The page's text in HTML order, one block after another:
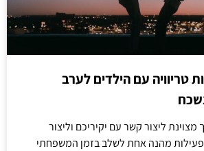
טריוויה עם הילדים לערב
ליצור קשר עם יקיריכם וליצור
פעילות מהנה אחת לשלב בזמן המשפחתי